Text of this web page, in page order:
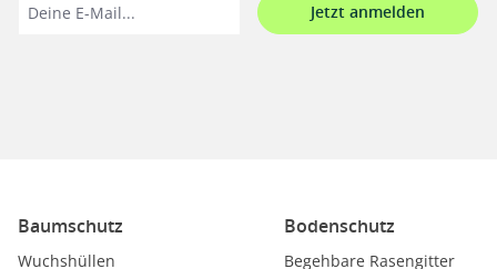
Jetzt anmelden
Baumschutz
Wuchshüllen
Bodenschutz
Begehbare Rasengitter